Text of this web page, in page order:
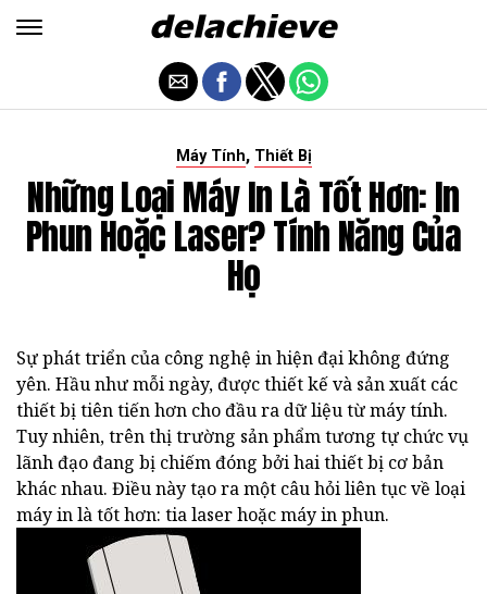
Máy Tính, Thiết Bị
Những Loại Máy In Là Tốt Hơn: In
Phun Hoặc Laser? Tính Năng Của
Họ
Sự phát triển của công nghệ in hiện đại không đứng
yên. Hầu như mỗi ngày, được thiết kế và sản xuất các
thiết bị tiên tiến hơn cho đầu ra dữ liệu từ máy tính.
Tuy nhiên, trên thị trường sản phẩm tương tự chức vụ
lãnh đạo đang bị chiếm đóng bởi hai thiết bị cơ bản
khác nhau. Điều này tạo ra một câu hỏi liên tục về loại
máy in là tốt hơn: tia laser hoặc máy in phun.